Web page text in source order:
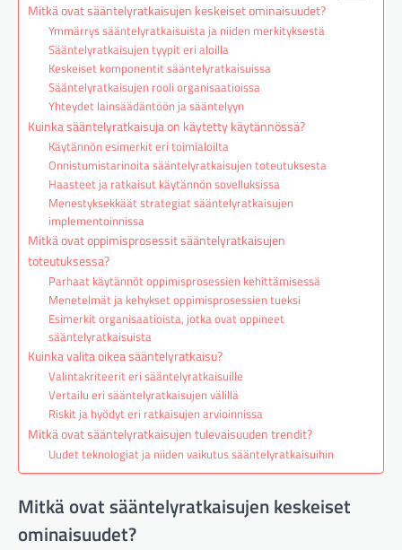
Mitkä ovat sääntelyratkaisujen keskeiset ominaisuudet?
Ymmärrys sääntelyratkaisuista ja niiden merkityksestä
Sääntelyratkaisujen tyypit eri aloilla
Keskeiset komponentit sääntelyratkaisuissa
Sääntelyratkaisujen rooli organisaatioissa
Yhteydet lainsäädäntöön ja sääntelyyn
Kuinka sääntelyratkaisuja on käytetty käytännössä?
Käytännön esimerkit eri toimialoilta
Onnistumistarinoita sääntelyratkaisujen toteutuksesta
Haasteet ja ratkaisut käytännön sovelluksissa
Menestyksekkäät strategiat sääntelyratkaisujen
implementoinnissa
Mitkä ovat oppimisprosessit sääntelyratkaisujen
toteutuksessa?
Parhaat käytännöt oppimisprosessien kehittämisessä
Menetelmät ja kehykset oppimisprosessien tueksi
Esimerkit organisaatioista, jotka ovat oppineet
sääntelyratkaisuista
Kuinka valita oikea sääntelyratkaisu?
Valintakriteerit eri sääntelyratkaisuille
Vertailu eri sääntelyratkaisujen välillä
Riskit ja hyödyt eri ratkaisujen arvioinnissa
Mitkä ovat sääntelyratkaisujen tulevaisuuden trendit?
Uudet teknologiat ja niiden vaikutus sääntelyratkaisuihin
Mitkä ovat sääntelyratkaisujen keskeiset
ominaisuudet?